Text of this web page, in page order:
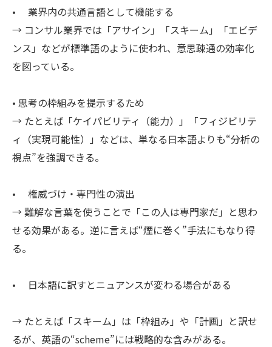
• 業界内の共通言語として機能する
→ コンサル業界では「アサイン」「スキーム」「エビデ
ンス」などが標準語のように使われ、意思疎通の効率化
を図っている。
• 思考の枠組みを提示するため
→ たとえば「ケイパビリティ（能力）」「フィジビリテ
ィ（実現可能性）」などは、単なる日本語よりも“分析の
視点”を強調できる。
• 権威づけ・専門性の演出
→ 難解な言葉を使うことで「この人は専門家だ」と思わ
せる効果がある。逆に言えば“煙に巻く”手法にもなり得
る。
• 日本語に訳すとニュアンスが変わる場合がある
→ たとえば「スキーム」は「枠組み」や「計画」と訳せ
るが、英語の“scheme”には戦略的な含みがある。